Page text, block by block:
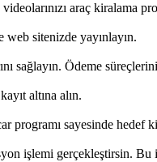
araç kiralama
sitenizde yayınlayın.
Ödeme
altına alın.
sayesinde hedef
işlemi gerçekleştirsin.